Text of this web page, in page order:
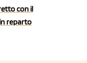
con il
reparto